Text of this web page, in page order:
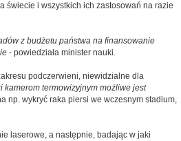
świecie i wszystkich ich zastosowań na razie
z budżetu państwa na finansowanie
- powiedziała minister nauki.
podczerwieni, niewidzialne dla
kamerom termowizyjnym możliwe jest
np. wykryć raka piersi we wczesnym stadium,
laserowe, a następnie, badając w jaki